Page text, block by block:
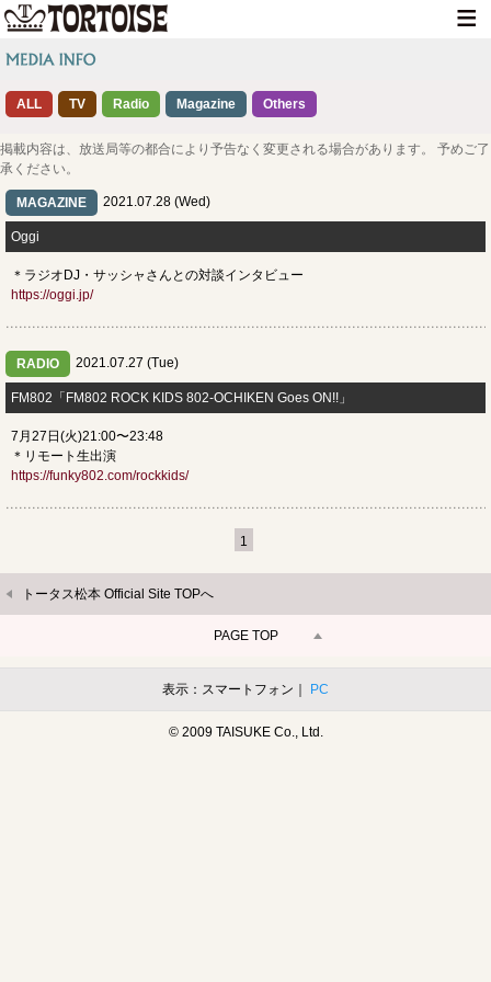
NEWS
LIVE INFO
DISCOGRAPHY
ALL TV Radio Magazine Others
掲載内容は、放送局等の都合により予告なく変更される場合があります。 予めご了
承ください。
MAGAZINE 2021.07.28 (Wed)
​Oggi
＊ラジオDJ・サッシャさんとの対談インタビュー
https://oggi.jp/
RADIO 2021.07.27 (Tue)
​FM802「FM802 ROCK KIDS 802-OCHIKEN Goes ON!!」
7月27日(火)21:00〜23:48
＊リモート生出演
https://funky802.com/rockkids/
1
トータス松本 Official Site TOPへ
PAGE TOP
表示：スマートフォン｜ PC
© 2009 TAISUKE Co., Ltd.